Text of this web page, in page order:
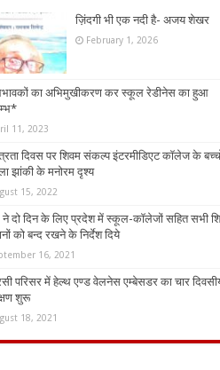
ज़िंदगी भी एक नदी है- अजय शेखर
February 1, 2026
का अभिमुखीकरण कर स्कूल रेडीनेस का हुआ
11, 2023
दिवस पर शिवम संकल्प इंटरमीडिएट कॉलेज के
झांकी के मनोरम दृश्य
15, 2022
ने दो दिन के लिए प्रदेश में स्कूल-कॉलेजों सहित सभी
को बन्द रखने के निर्देश दिये
16, 2021
परिसर में हेल्थ एण्ड वेलनेस एम्बेसडर का चार
शुरू
18, 2021